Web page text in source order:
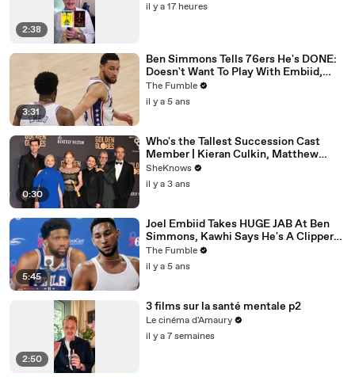
2:38
il y a 17 heures
3:31
Ben Simmons Tells 76ers He's DONE:
Doesn't Want To Play With Embiid,
Won't Come To Training Camp
The Fumble
il y a 5 ans
0:30
Who's the Tallest Succession Cast
Member | Kieran Culkin, Matthew
Macfadyen, Nicholas Braun
SheKnows
il y a 3 ans
5:45
Joel Embiid Takes HUGE JAB At Ben
Simmons, Kawhi Says He's A Clipper
For Life: NBA Media Day Recap
The Fumble
il y a 5 ans
2:50
3 films sur la santé mentale p2
Le cinéma d'Amaury
il y a 7 semaines